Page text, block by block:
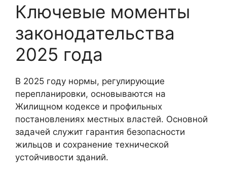
Ключевые моменты
законодательства
2025 года
В 2025 году нормы, регулирующие
перепланировки, основываются на
Жилищном кодексе и профильных
постановлениях местных властей. Основной
задачей служит гарантия безопасности
жильцов и сохранение технической
устойчивости зданий.